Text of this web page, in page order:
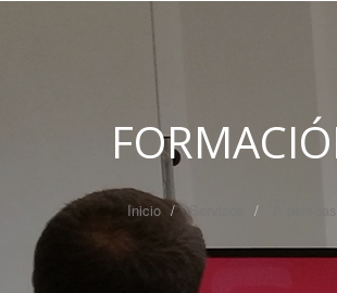
Inicio Servizos A